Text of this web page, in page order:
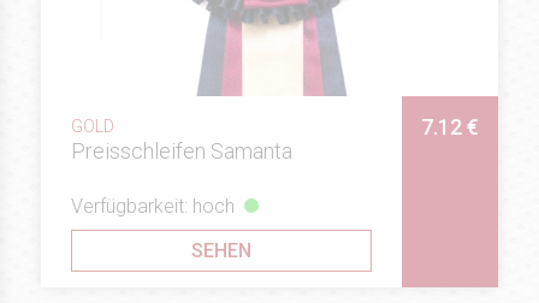
GOLD
Preisschleifen Samanta
7.12 €
Verfügbarkeit: hoch
SEHEN